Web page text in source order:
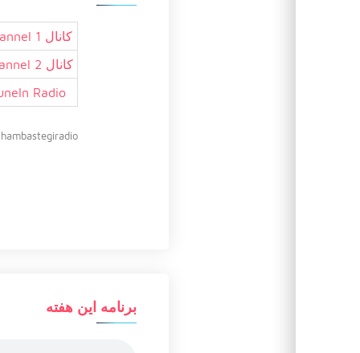
کانال 1 Channel
کانال 2 Channel
Radio
hambastegiradio@
برنامه این هفته